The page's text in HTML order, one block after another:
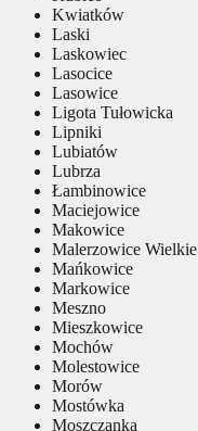
Kwiatków
Laski
Laskowiec
Lasocice
Lasowice
Ligota Tułowicka
Lipniki
Lubiatów
Lubrza
Łambinowice
Maciejowice
Makowice
Malerzowice Wielkie
Mańkowice
Markowice
Meszno
Mieszkowice
Mochów
Molestowice
Morów
Mostówka
Moszczanka